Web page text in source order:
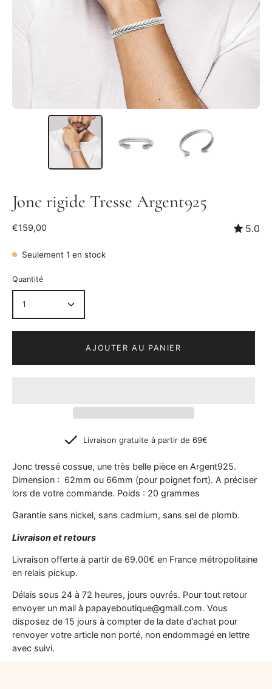
Jonc rigide Tresse Argent925
€159,00 5.0
Seulement 1 en stock
Quantité
1
AJOUTER AU PANIER
Livraison gratuite à partir de 69€
Jonc tressé cossue, une très belle pièce en Argent925.
Dimension : 62mm ou 66mm (pour poignet fort). A préciser
lors de votre commande. Poids : 20 grammes
Garantie sans nickel, sans cadmium, sans sel de plomb.
Livraison et retours
Livraison offerte à partir de 69.00€ en France métropolitaine
en relais pickup.
Délais sous 24 à 72 heures, jours ouvrés. Pour tout retour
envoyer un mail à papayeboutique@gmail.com. Vous
disposez de 15 jours à compter de la date d’achat pour
renvoyer votre article non porté, non endommagé en lettre
avec suivi.